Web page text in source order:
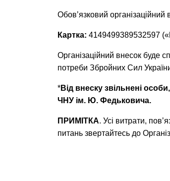
Обовʼязковий організаційний
Картка: 4149499389532597
Організаційний внесок буде
потреби Збройних Сил
*Від внеску звільнені особи,
ЧНУ ім. Ю. Федьковича.
ПРИМІТКА. Усі витрати,
питань звертайтесь до